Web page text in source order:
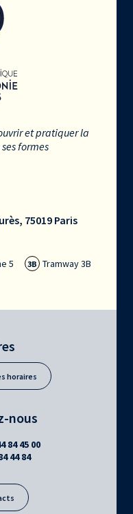
et pratiquer la
formes
75019 Paris
5 3B Tramway 3B
horaires
nous
84 45 00
44 84